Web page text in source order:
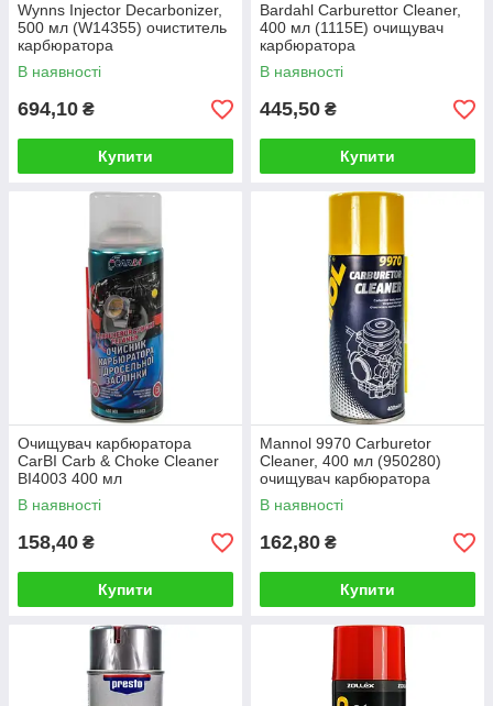
Wynns Injector Decarbonizer,
500 мл (W14355) очиститель
карбюратора
В наявності
694,10 ₴
Купити
Bardahl Carburettor Cleaner,
400 мл (1115E) очищувач
карбюратора
В наявності
445,50 ₴
Купити
Очищувач карбюратора
CarBI Carb & Choke Cleaner
BI4003 400 мл
В наявності
158,40 ₴
Купити
Mannol 9970 Carburetor
Cleaner, 400 мл (950280)
очищувач карбюратора
В наявності
162,80 ₴
Купити